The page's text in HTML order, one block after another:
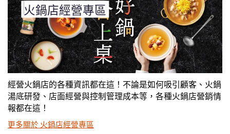
火鍋店經營專區
經營火鍋店的各種資訊都在這！不論是如何吸引顧客、火鍋
湯底研發、店面經營與控制管理成本等，各種火鍋店營銷情
報都在這！
更多關於 火鍋店經營專區